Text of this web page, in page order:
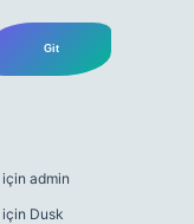
için admin
için Dusk